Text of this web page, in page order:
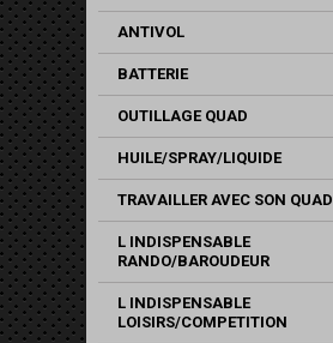
ANTIVOL
BATTERIE
OUTILLAGE QUAD
HUILE/SPRAY/LIQUIDE
TRAVAILLER AVEC SON QUAD
L INDISPENSABLE
RANDO/BAROUDEUR
L INDISPENSABLE
LOISIRS/COMPETITION